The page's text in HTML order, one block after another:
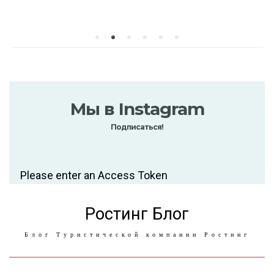
Мы в Instagram
Подписаться!
Please enter an Access Token
Ростинг Блог
Блог Туристической компании Ростинг